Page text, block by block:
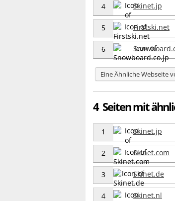
4 Skinet.jp
5 Firstski.net
6
Eine Ähnliche Webseite
4 Seiten mit
1 Skinet.jp
2 Skinet.com
3 Skinet.de
4 Skinet.nl